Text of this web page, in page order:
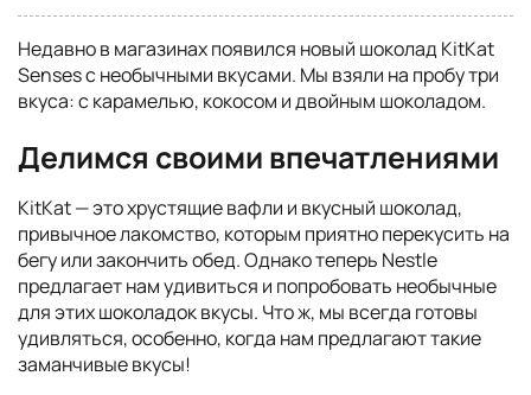
Недавно в магазинах появился новый шоколад KitKat
Senses с необычными вкусами. Мы взяли на пробу три
вкуса: с карамелью, кокосом и двойным шоколадом.
Делимся своими впечатлениями
KitKat — это хрустящие вафли и вкусный шоколад,
привычное лакомство, которым приятно перекусить на
бегу или закончить обед. Однако теперь Nestle
предлагает нам удивиться и попробовать необычные
для этих шоколадок вкусы. Что ж, мы всегда готовы
удивляться, особенно, когда нам предлагают такие
заманчивые вкусы!